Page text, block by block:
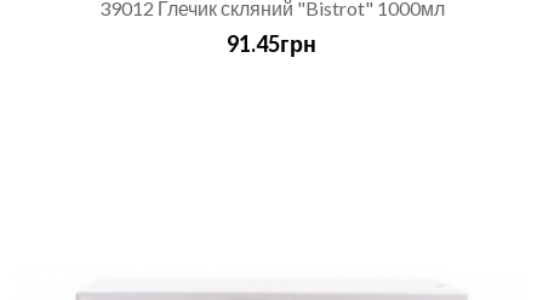
39012 Глечик скляний "Bistrot" 1000мл
91.45грн